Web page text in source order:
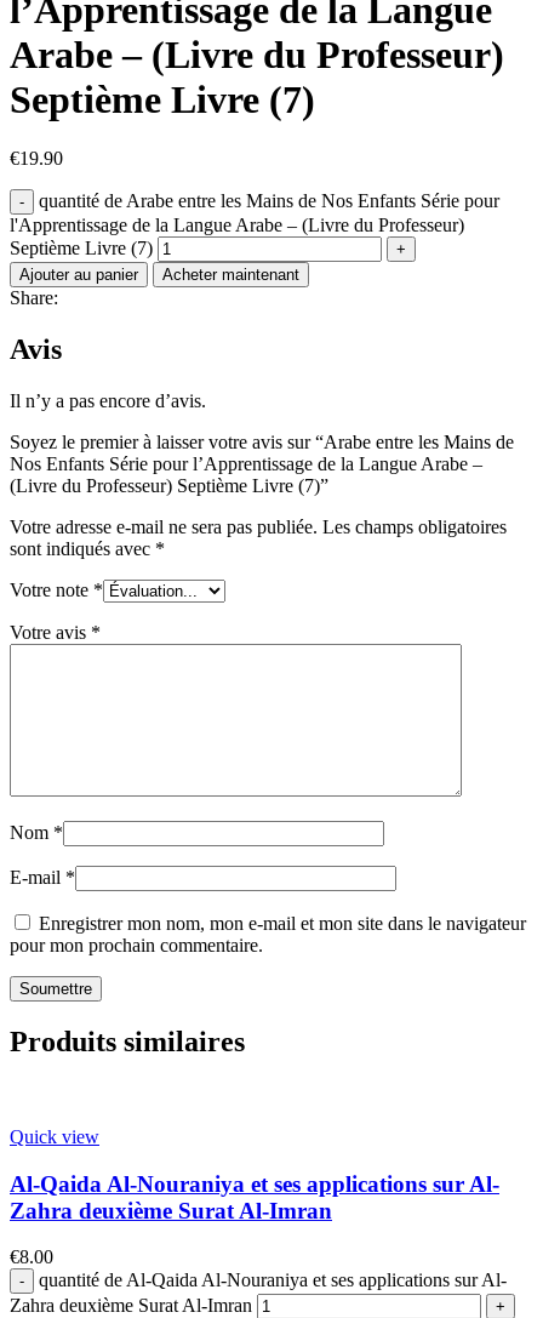
l’Apprentissage de la Langue
Arabe – (Livre du Professeur)
Septième Livre (7)
€19.90
quantité de Arabe entre les Mains de Nos Enfants Série pour
l'Apprentissage de la Langue Arabe – (Livre du Professeur)
Septième Livre (7)
Ajouter au panier Acheter maintenant
Share:
Avis
Il n’y a pas encore d’avis.
Soyez le premier à laisser votre avis sur “Arabe entre les Mains de
Nos Enfants Série pour l’Apprentissage de la Langue Arabe –
(Livre du Professeur) Septième Livre (7)”
Votre adresse e-mail ne sera pas publiée. Les champs obligatoires
sont indiqués avec *
Votre note *
Votre avis *
Nom *
E-mail *
Enregistrer mon nom, mon e-mail et mon site dans le navigateur
pour mon prochain commentaire.
Produits similaires
Quick view
Al-Qaida Al-Nouraniya et ses applications sur Al-
Zahra deuxième Surat Al-Imran
€8.00
quantité de Al-Qaida Al-Nouraniya et ses applications sur Al-
Zahra deuxième Surat Al-Imran